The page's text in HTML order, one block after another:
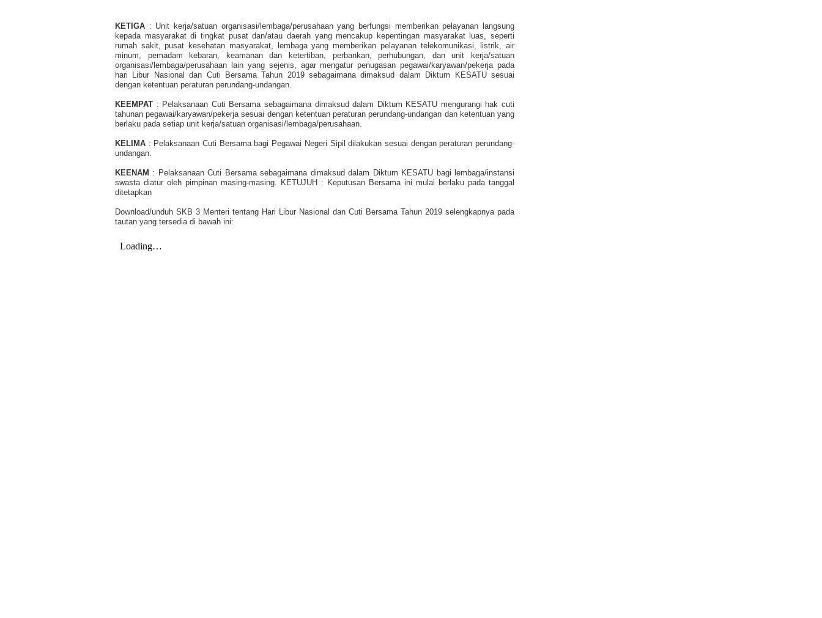
KETIGA : Unit kerja/satuan organisasi/lembaga/perusahaan yang berfungsi memberikan pelayanan langsung
kepada masyarakat di tingkat pusat dan/atau daerah yang mencakup kepentingan masyarakat luas, seperti
rumah sakit, pusat kesehatan masyarakat, lembaga yang memberikan pelayanan telekomunikasi, listrik, air
minum, pemadam kebaran, keamanan dan ketertiban, perbankan, perhubungan, dan unit kerja/satuan
organisasi/lembaga/perusahaan lain yang sejenis, agar mengatur penugasan pegawai/karyawan/pekerja pada
hari Libur Nasional dan Cuti Bersama Tahun 2019 sebagaimana dimaksud dalam Diktum KESATU sesuai
dengan ketentuan peraturan perundang-undangan.
KEEMPAT : Pelaksanaan Cuti Bersama sebagaimana dimaksud dalam Diktum KESATU mengurangi hak cuti
tahunan pegawai/karyawan/pekerja sesuai dengan ketentuan peraturan perundang-undangan dan ketentuan yang
berlaku pada setiap unit kerja/satuan organisasi/lembaga/perusahaan.
KELIMA : Pelaksanaan Cuti Bersama bagi Pegawai Negeri Sipil dilakukan sesuai dengan peraturan perundang-
undangan.
KEENAM : Pelaksanaan Cuti Bersama sebagaimana dimaksud dalam Diktum KESATU bagi lembaga/instansi
swasta diatur oleh pimpinan masing-masing. KETUJUH : Keputusan Bersama ini mulai berlaku pada tanggal
ditetapkan
Download/unduh SKB 3 Menteri tentang Hari Libur Nasional dan Cuti Bersama Tahun 2019 selengkapnya pada
tautan yang tersedia di bawah ini: